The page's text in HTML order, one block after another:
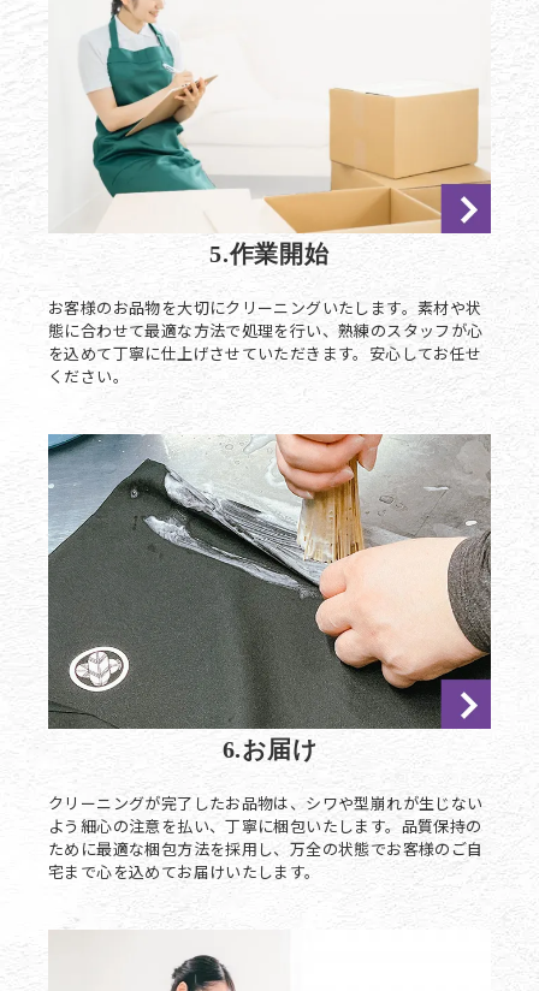
5.作業開始
お客様のお品物を大切にクリーニングいたします。素材や状
態に合わせて最適な方法で処理を行い、熟練のスタッフが心
を込めて丁寧に仕上げさせていただきます。安心してお任せ
ください。
6.お届け
クリーニングが完了したお品物は、シワや型崩れが生じない
よう細心の注意を払い、丁寧に梱包いたします。品質保持の
ために最適な梱包方法を採用し、万全の状態でお客様のご自
宅まで心を込めてお届けいたします。